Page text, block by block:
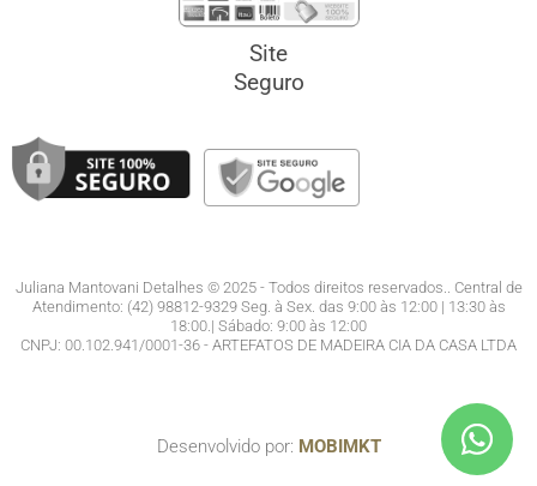
Site
Seguro
Juliana Mantovani Detalhes © 2025 - Todos direitos reservados.. Central de
Atendimento: (42) 98812-9329 Seg. à Sex. das 9:00 às 12:00 | 13:30 às
18:00.| Sábado: 9:00 às 12:00
CNPJ: 00.102.941/0001-36 - ARTEFATOS DE MADEIRA CIA DA CASA LTDA
Desenvolvido por: MOBIMKT